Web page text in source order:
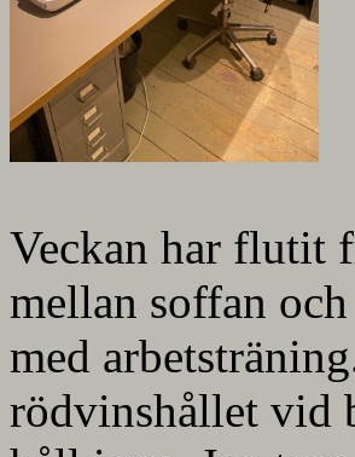
Veckan har flutit
mellan soffan
med
rödvinshållet vid